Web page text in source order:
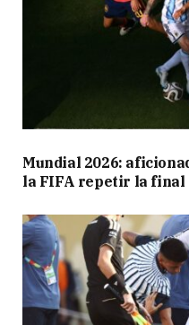
Mundial 2026:
la FIFA repetir la final